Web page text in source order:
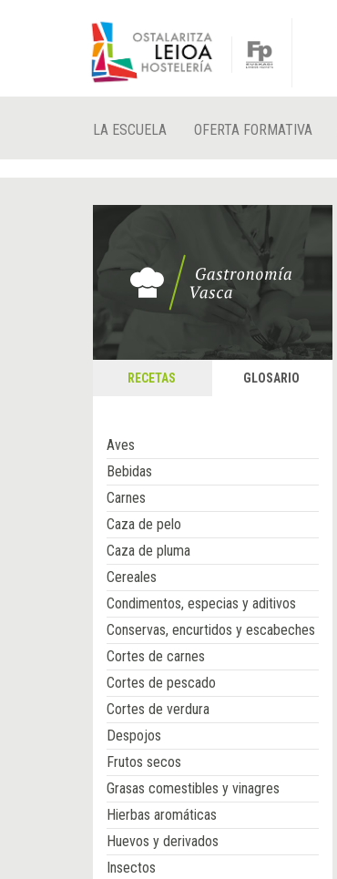
LA ESCUELA OFERTA FORMATIVA
RECETAS GLOSARIO
Aves
Bebidas
Carnes
Caza de pelo
Caza de pluma
Cereales
Condimentos, especias y aditivos
Conservas, encurtidos y escabeches
Cortes de carnes
Cortes de pescado
Cortes de verdura
Despojos
Frutos secos
Grasas comestibles y vinagres
Hierbas aromáticas
Huevos y derivados
Insectos